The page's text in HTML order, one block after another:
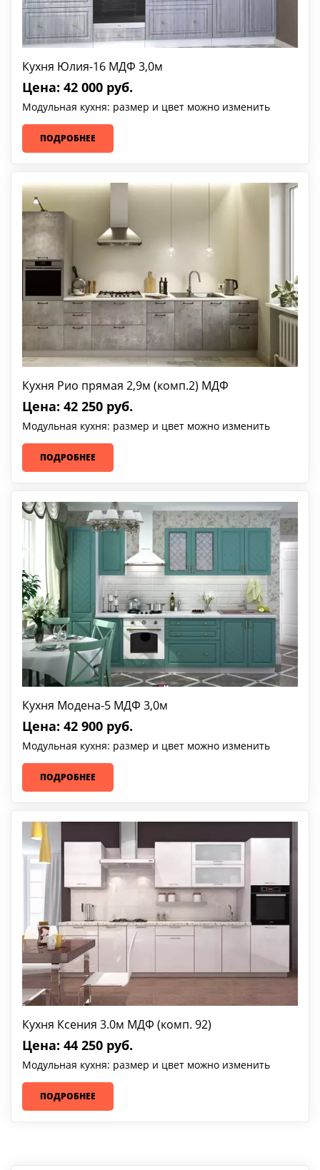
Кухня Юлия-16 МДФ 3,0м
Цена: 42 000 руб.
Модульная кухня: размер и цвет можно изменить
ПОДРОБНЕЕ
Кухня Рио прямая 2,9м (комп.2) МДФ
Цена: 42 250 руб.
Модульная кухня: размер и цвет можно изменить
ПОДРОБНЕЕ
Кухня Модена-5 МДФ 3,0м
Цена: 42 900 руб.
Модульная кухня: размер и цвет можно изменить
ПОДРОБНЕЕ
Кухня Ксения 3.0м МДФ (комп. 92)
Цена: 44 250 руб.
Модульная кухня: размер и цвет можно изменить
ПОДРОБНЕЕ